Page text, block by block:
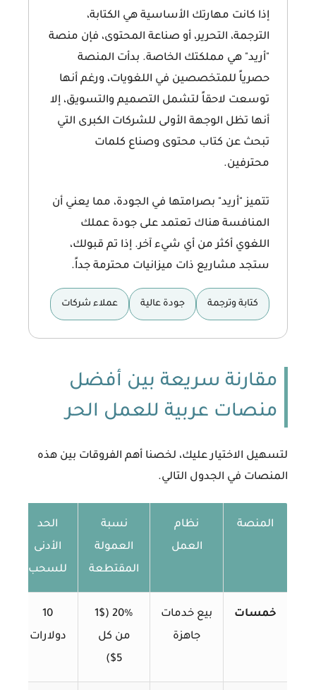
إذا كانت مهارتك الأساسية هي الكتابة،
الترجمة، التحرير، أو صناعة المحتوى، فإن منصة
"أريد" هي مملكتك الخاصة. بدأت المنصة
حصرياً للمتخصصين في اللغويات، ورغم أنها
توسعت لاحقاً لتشمل التصميم والتسويق، إلا
أنها تظل الوجهة الأولى للشركات الكبرى التي
تبحث عن كتاب محتوى وصناع كلمات
محترفين.
تتميز "أريد" بصرامتها في الجودة، مما يعني أن
المنافسة هناك تعتمد على جودة عملك
اللغوي أكثر من أي شيء آخر. إذا تم قبولك،
ستجد مشاريع ذات ميزانيات محترمة جداً.
كتابة وترجمة جودة عالية عملاء شركات
مقارنة سريعة بين أفضل
منصات عربية للعمل الحر
لتسهيل الاختيار عليك، لخصنا أهم الفروقات بين هذه
المنصات في الجدول التالي.
المنصة
نظام
العمل
نسبة
العمولة
المقتطعة
الحد
الأدنى
للسحب
خمسات
بيع خدمات
جاهزة
20% (1$
من كل
5$)
10
دولارات